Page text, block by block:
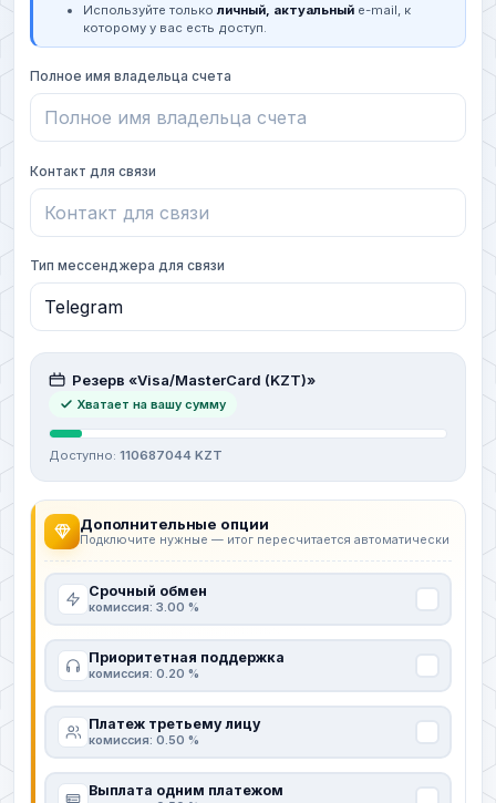
Используйте только личный, актуальный e-mail, к
которому у вас есть доступ.
Полное имя владельца счета
Контакт для связи
Тип мессенджера для связи
Резерв «Visa/MasterCard (KZT)»
Хватает на вашу сумму
Доступно: 110687044 KZT
Дополнительные опции
Подключите нужные — итог пересчитается автоматически
Срочный обмен
комиссия: 3.00 %
Приоритетная поддержка
комиссия: 0.20 %
Платеж третьему лицу
комиссия: 0.50 %
Выплата одним платежом